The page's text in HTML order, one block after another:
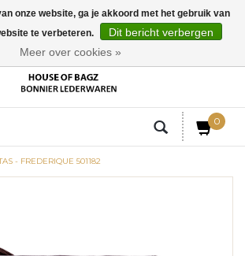
0
- FREDERIQUE 501182
onze website, ga je akkoord met het gebruik van
te verbeteren.
Dit bericht verbergen
Meer over cookies »